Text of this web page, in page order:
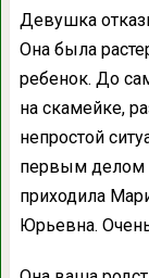
Девушка
Она была
ребенок. До
на скамейке,
непростой
первым делом
приходила
Юрьевна.